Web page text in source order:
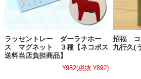
ラッセントレー ダーラナホー
ス マグネット ３種【ネコポス
送料当店負担商品】
¥982(税抜 ¥892)
招福
九行久(